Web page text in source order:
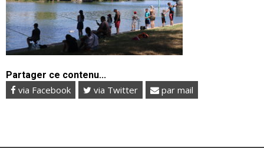
Partager ce contenu...
via Facebook via Twitter par mail